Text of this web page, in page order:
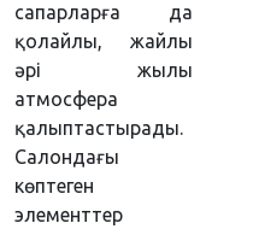
сапарларға да
қолайлы, жайлы
әрі жылы
атмосфера
қалыптастырады.
Салондағы
көптеген
элементтер